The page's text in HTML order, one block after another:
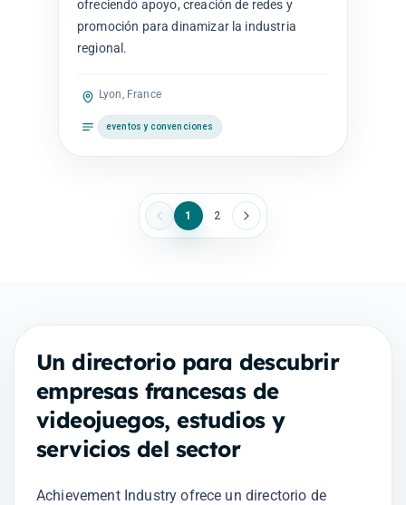
ofreciendo apoyo, creación de redes y
promoción para dinamizar la industria
regional.
Lyon, France
eventos y convenciones
1 2
Un directorio para descubrir
empresas francesas de
videojuegos, estudios y
servicios del sector
Achievement Industry ofrece un directorio de